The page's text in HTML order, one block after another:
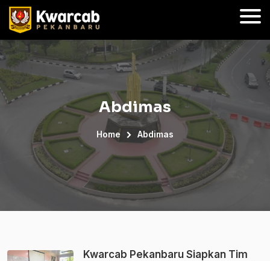
Abdimas
Home Abdimas
Kwarcab Pekanbaru Siapkan Tim